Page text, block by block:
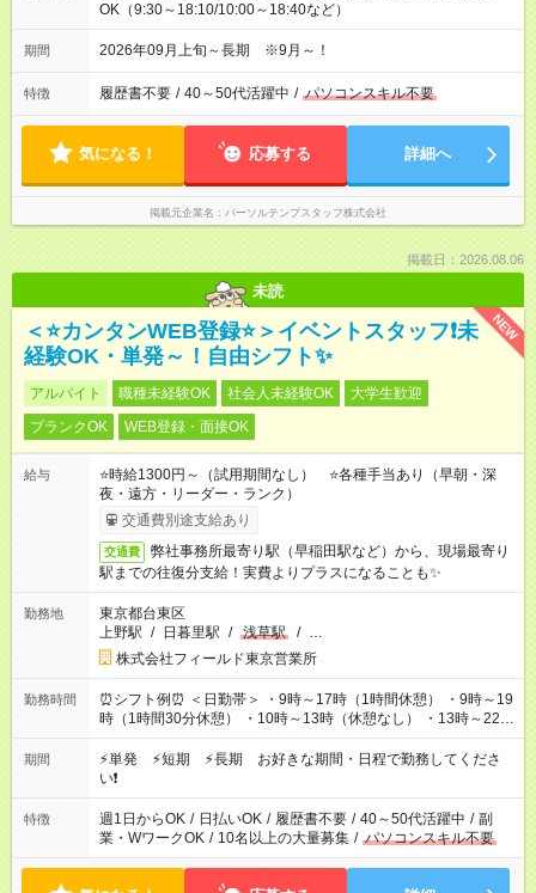
OK（9:30～18:10/10:00～18:40など）
期間 2026年09月上旬～長期 ※9月～！
特徴 履歴書不要 / 40～50代活躍中 / パソコンスキル不要
気になる！ 応募する 詳細へ
掲載元企業名 パーソルテンプスタッフ株式会社
掲載日：2026.08.06
未読
NEW
＜⭐カンタンWEB登録⭐＞イベントスタッフ❗未
経験OK・単発～！自由シフト✨
アルバイト 職種未経験OK 社会人未経験OK
大学生歓迎
ブランクOK
WEB登録・面接OK
給与
⭐時給1300円～（試用期間なし） ⭐各種手当あり（早朝・深
夜・遠方・リーダー・ランク）
交通費別途支給あり
交通費
弊社事務所最寄り駅（早稲田駅など）から、現場最寄り
駅までの往復分支給！実費よりプラスになることも✨
勤務地
東京都台東区
上野駅 / 日暮里駅 / 浅草駅 / …
株式会社フィールド東京営業所
勤務時間
⏰シフト例⏰ ＜日勤帯＞ ・9時～17時（1時間休憩） ・9時～19
時（1時間30分休憩） ・10時～13時（休憩なし） ・13時～22時
（1時間休憩） ＜夜勤帯＞ ・22時～午前2時（休憩なし） ・23
時～午前7時（1時間休憩） ・午前0時～6時（休憩なし） ※案件
や日程により変動があります。 ※なるべく希望シフトに合うよ
う調整しております。
期間
⚡単発 ⚡短期 ⚡長期 お好きな期間・日程で勤務してくださ
い❗
特徴 週1日からOK / 日払いOK / 履歴書不要 / 40～50代活躍中 / 副
業・WワークOK / 10名以上の大量募集 / パソコンスキル不要